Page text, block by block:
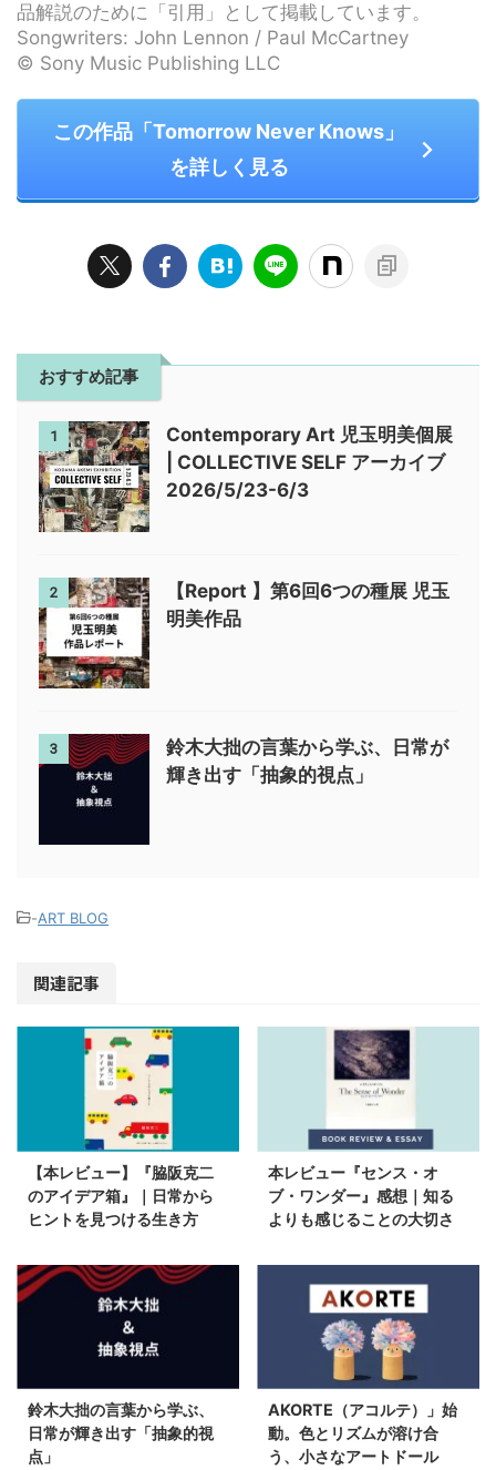
品解説のために「引用」として掲載しています。
Songwriters: John Lennon / Paul McCartney
© Sony Music Publishing LLC
この作品「Tomorrow Never Knows」
を詳しく見る
おすすめ記事
1
Contemporary Art 児玉明美個展
| COLLECTIVE SELF アーカイブ
2026/5/23-6/3
2
【Report 】第6回6つの種展 児玉
明美作品
3
鈴木大拙の言葉から学ぶ、日常が
輝き出す「抽象的視点」
-ART BLOG
関連記事
【本レビュー】『脇阪克二
のアイデア箱』｜日常から
ヒントを見つける生き方
本レビュー『センス・オ
ブ・ワンダー』感想｜知る
よりも感じることの大切さ
鈴木大拙の言葉から学ぶ、
日常が輝き出す「抽象的視
点」
AKORTE（アコルテ）」始
動。色とリズムが溶け合
う、小さなアートドール